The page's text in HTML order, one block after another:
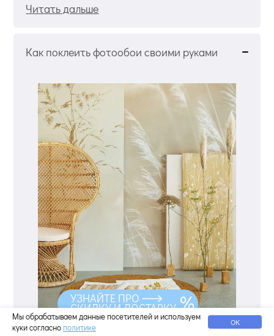
Читать дальше
Как поклеить фотообои своими руками
Мы обрабатываем данные посетителей и используем
куки согласно политике ОК
УЗНАЙТЕ ПРО
СКИДКУ И ДОСТАВКУ